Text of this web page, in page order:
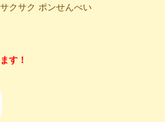
クサク ポンせんべい
す！